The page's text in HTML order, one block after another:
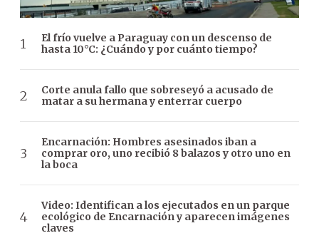
El frío vuelve a Paraguay con un descenso de
hasta 10°C: ¿Cuándo y por cuánto tiempo?
Corte anula fallo que sobreseyó a acusado de
matar a su hermana y enterrar cuerpo
Encarnación: Hombres asesinados iban a
comprar oro, uno recibió 8 balazos y otro uno en
la boca
Video: Identifican a los ejecutados en un parque
ecológico de Encarnación y aparecen imágenes
claves